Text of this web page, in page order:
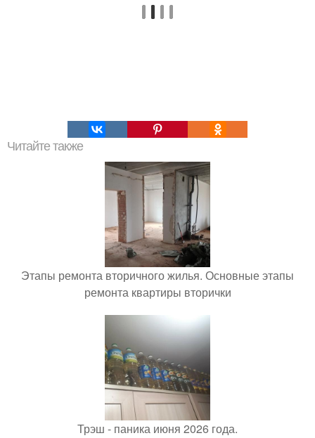
Читайте также
Этапы ремонта вторичного жилья. Основные этапы
ремонта квартиры вторички
Трэш - паника июня 2026 года.